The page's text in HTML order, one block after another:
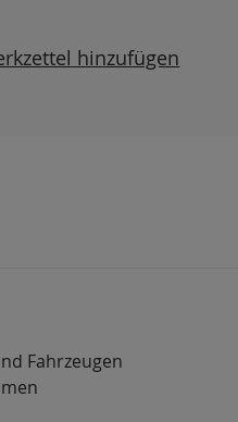
hinzufügen
Fahrzeugen